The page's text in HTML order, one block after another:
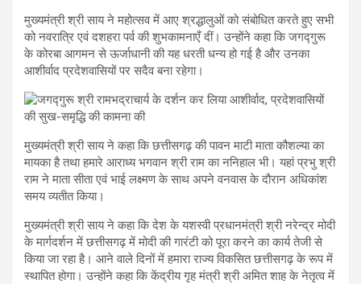
मुख्यमंत्री श्री साय ने महोत्सव में आए श्रद्धालुओं को संबोधित करते हुए सभी
को नवरात्रि एवं दशहरा पर्व की शुभकामनाएँ दीं। उन्होंने कहा कि जगद्गुरू
के कोरबा आगमन से ऊर्जाधानी की यह धरती धन्य हो गई है और उनका
आशीर्वाद प्रदेशवासियों पर सदैव बना रहेगा।
मुख्यमंत्री श्री साय ने कहा कि छत्तीसगढ़ की पावन माटी माता कौशल्या का
मायका है तथा हमारे आराध्य भगवान श्री राम का ननिहाल भी। यहां प्रभु श्री
राम ने माता सीता एवं भाई लक्ष्मण के साथ अपने वनवास के दौरान अधिकांश
समय व्यतीत किया।
मुख्यमंत्री श्री साय ने कहा कि देश के यशस्वी प्रधानमंत्री श्री नरेन्द्र मोदी
के मार्गदर्शन में छत्तीसगढ़ में मोदी की गारंटी को पूरा करने का कार्य तेजी से
किया जा रहा है। आने वाले दिनों में हमारा राज्य विकसित छत्तीसगढ़ के रूप में
स्थापित होगा। उन्होंने कहा कि केंद्रीय गृह मंत्री श्री अमित शाह के नेतृत्व में